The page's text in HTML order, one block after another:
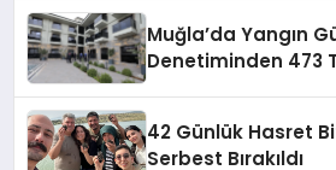
Muğla’da Yangın
Denetiminden 473
42 Günlük Hasret
Serbest Bırakıldı